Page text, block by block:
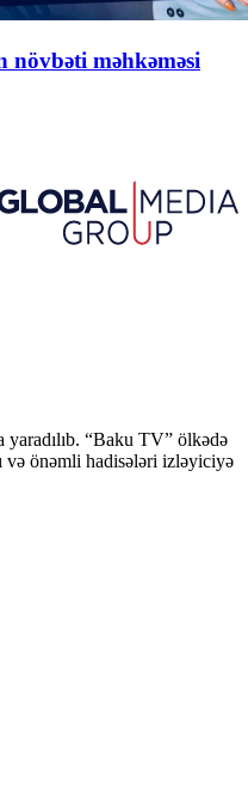
məhkəməsi
“Baku TV” ölkədə
və önəmli hadisələri izləyiciyə